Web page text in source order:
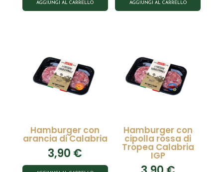
AGGIUNGI AL CARRELLO AGGIUNGI AL CARRELLO
Hamburger con
arancia di Calabria
3,90 €
Hamburger con
cipolla rossa di
Tropea Calabria
IGP